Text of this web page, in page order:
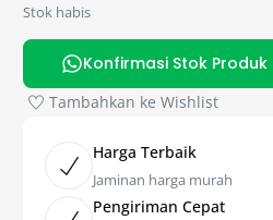
Stok habis
Konfirmasi Stok Produk
Tambahkan ke Wishlist
Harga Terbaik
Jaminan harga murah
Pengiriman Cepat